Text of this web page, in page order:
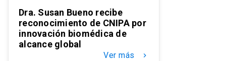
Dra. Susan Bueno recibe
reconocimiento de CNIPA por
innovación biomédica de
alcance global
Ver más keyboard_arrow_right